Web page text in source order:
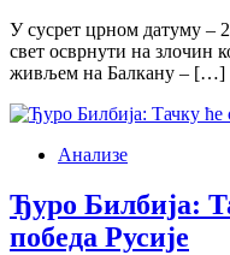
У сусрет црном датуму –
свет осврнути на злочин
живљем на Балкану – […]
Анализе
Ђуро Билбија:
победа Русије